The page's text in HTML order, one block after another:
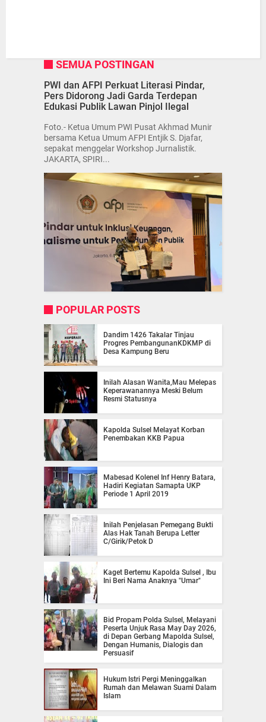
SEMUA POSTINGAN
PWI dan AFPI Perkuat Literasi Pindar,
Pers Didorong Jadi Garda Terdepan
Edukasi Publik Lawan Pinjol Ilegal
Foto.- Ketua Umum PWI Pusat Akhmad Munir
bersama Ketua Umum AFPI Entjik S. Djafar,
sepakat menggelar Workshop Jurnalistik.
JAKARTA, SPIRI...
POPULAR POSTS
Dandim 1426 Takalar Tinjau
Progres PembangunanKDKMP di
Desa Kampung Beru
Inilah Alasan Wanita,Mau Melepas
Keperawanannya Meski Belum
Resmi Statusnya
Kapolda Sulsel Melayat Korban
Penembakan KKB Papua
Mabesad Kolenel Inf Henry Batara,
Hadiri Kegiatan Samapta UKP
Periode 1 April 2019
Inilah Penjelasan Pemegang Bukti
Alas Hak Tanah Berupa Letter
C/Girik/Petok D
Kaget Bertemu Kapolda Sulsel , Ibu
Ini Beri Nama Anaknya "Umar"
Bid Propam Polda Sulsel, Melayani
Peserta Unjuk Rasa May Day 2026,
di Depan Gerbang Mapolda Sulsel,
Dengan Humanis, Dialogis dan
Persuasif
Hukum Istri Pergi Meninggalkan
Rumah dan Melawan Suami Dalam
Islam